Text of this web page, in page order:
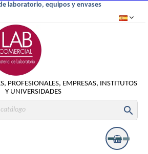
laboratorio, equipos y envases
PROFESIONALES, EMPRESAS, INSTITUTOS
Y UNIVERSIDADES
